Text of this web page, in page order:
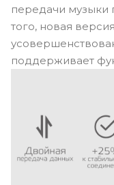
передачи музыки
того, новая
поддерживает